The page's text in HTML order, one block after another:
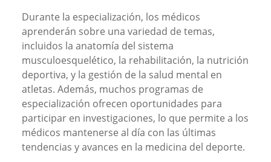
Durante la especialización, los médicos
aprenderán sobre una variedad de temas,
incluidos la anatomía del sistema
musculoesquelético, la rehabilitación, la nutrición
deportiva, y la gestión de la salud mental en
atletas. Además, muchos programas de
especialización ofrecen oportunidades para
participar en investigaciones, lo que permite a los
médicos mantenerse al día con las últimas
tendencias y avances en la medicina del deporte.